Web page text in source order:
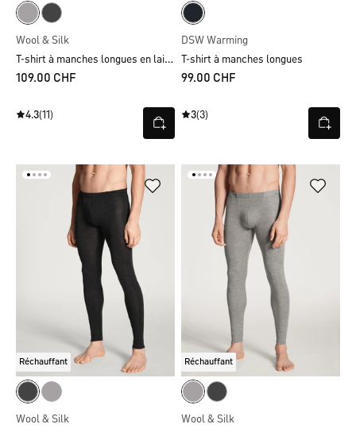
Wool & Silk
T-shirt à manches longues en laine et soie
109.00 CHF
4.3(11)
DSW Warming
T-shirt à manches longues
99.00 CHF
3(3)
Réchauffant
Wool & Silk
Réchauffant
Wool & Silk